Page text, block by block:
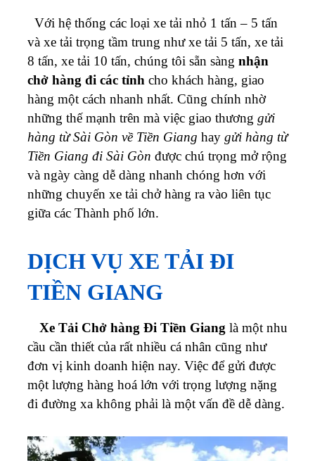
Với hệ thống các loại xe tải nhỏ 1 tấn – 5 tấn
và xe tải trọng tầm trung như xe tải 5 tấn, xe tải
8 tấn, xe tải 10 tấn, chúng tôi sẵn sàng nhận
chở hàng đi các tỉnh cho khách hàng, giao
hàng một cách nhanh nhất. Cũng chính nhờ
những thế mạnh trên mà việc giao thương gửi
hàng từ Sài Gòn về Tiền Giang hay gửi hàng từ
Tiền Giang đi Sài Gòn được chú trọng mở rộng
và ngày càng dễ dàng nhanh chóng hơn với
những chuyến xe tải chở hàng ra vào liên tục
giữa các Thành phố lớn.
DỊCH VỤ XE TẢI ĐI
TIỀN GIANG
Xe Tải Chở hàng Đi Tiền Giang là một nhu
cầu cần thiết của rất nhiều cá nhân cũng như
đơn vị kinh doanh hiện nay. Việc để gửi được
một lượng hàng hoá lớn với trọng lượng nặng
đi đường xa không phải là một vấn đề dễ dàng.